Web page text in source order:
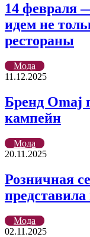
14 февраля
идем не
рестораны
Мода
11.12.2025
Бренд Omaj
кампейн
Мода
20.11.2025
Розничная
Мода
02.11.2025